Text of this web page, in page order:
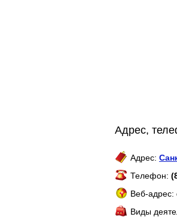
Адрес,
Адрес:
Телефон:
Веб-адрес:
Виды